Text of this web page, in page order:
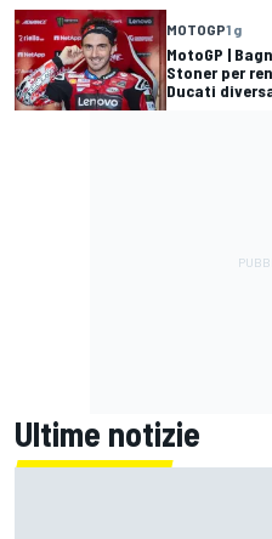
MOTOGP1 g
MotoGP |
Stoner per
Ducati
Ultime notizie